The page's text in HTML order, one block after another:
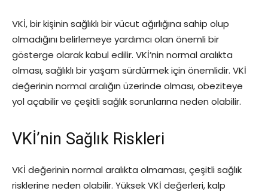
VKİ, bir kişinin sağlıklı bir vücut ağırlığına sahip olup
olmadığını belirlemeye yardımcı olan önemli bir
gösterge olarak kabul edilir. VKİ’nin normal aralıkta
olması, sağlıklı bir yaşam sürdürmek için önemlidir. VKİ
değerinin normal aralığın üzerinde olması, obeziteye
yol açabilir ve çeşitli sağlık sorunlarına neden olabilir.
VKİ’nin Sağlık Riskleri
VKİ değerinin normal aralıkta olmaması, çeşitli sağlık
risklerine neden olabilir. Yüksek VKİ değerleri, kalp